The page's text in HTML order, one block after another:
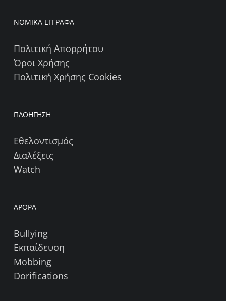
ΝΟΜΙΚΑ ΕΓΓΡΑΦΑ
Πολιτική Απορρήτου
Όροι Χρήσης
Πολιτική Χρήσης Cookies
ΠΛΟΗΓΗΣΗ
Εθελοντισμός
Διαλέξεις
Watch
ΑΡΘΡΑ
Bullying
Εκπαίδευση
Mobbing
Dorifications